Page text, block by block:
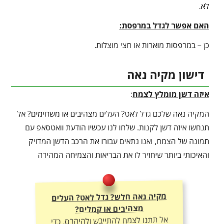
לא.
האם אפשר לגדל במרפסת:
כן – במרפסות מוארות או חצי מוצלות.
דישון מקיה נאה
איזה דשן מומלץ לצמח:
המקיה נאה שלכם גדל לאט? העלים מצהיבים או משחימים? אל
תנחשו איזה דשן לקנות. שלחו לנו עכשיו הודעת וואטסאפ עם
תמונה של הצמח, ואנו נתאים עבורו את הרכב הדשן המדויק
והאיכותי ביותר שיחזיר לו את הבריאות והצמיחה המהירה
מקיה נאה חלש? גדל לאט? העלים
מצהיבים או קמלים?
אל תתנו לצמח להתייבש ולהיהרס. כדי
ליהנות מצמיחה מטורפת, יבול עשיר
ועלוקה ירוקה – חובה להתאים לו את